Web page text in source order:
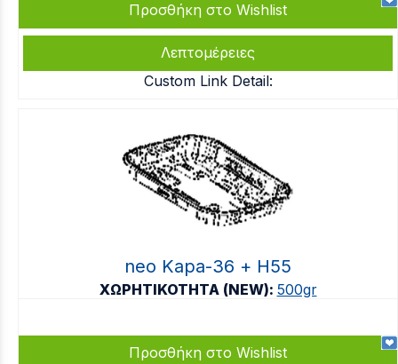
Προσθήκη στο Wishlist
Λεπτομέρειες
Custom Link Detail:
neo Kapa-36 + Η55
ΧΩΡΗΤΙΚΟΤΗΤΑ (NEW): 500gr
Προσθήκη στο Wishlist